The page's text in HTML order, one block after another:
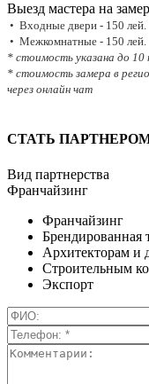
Выезд мастера на
• Входные двери - 150 лей.
• Межкомнатные - 150 лей.
* стоимость указана до 10
* стоимость замера в
через онлайн чат
СТАТЬ
Вид партнерства
Франчайзинг
Франчайзинг
Брендированная
Архитекторам и
Строительным
Экспорт